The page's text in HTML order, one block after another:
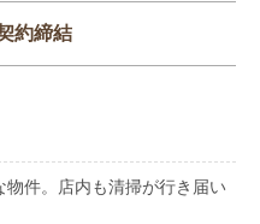
約締結
件。店内も清掃が行き届い